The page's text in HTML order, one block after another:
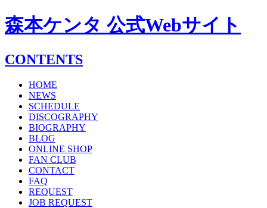
森本ケンタ 公式Webサイト
CONTENTS
HOME
NEWS
SCHEDULE
DISCOGRAPHY
BIOGRAPHY
BLOG
ONLINE SHOP
FAN CLUB
CONTACT
FAQ
REQUEST
JOB REQUEST